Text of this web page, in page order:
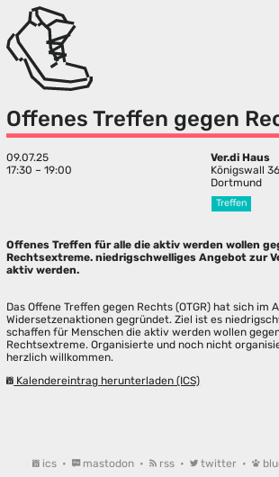
Offenes Treffen gegen
09.07.25
17:30 – 19:00
Ver.di Haus
Königswall 36
Dortmund
Treffen
Offenes Treffen für alle die aktiv werden wollen
Rechtsextreme. niedrigschwelliges Angebot zur
aktiv werden.
Das Offene Treffen gegen Rechts (OTGR) hat sich im
Widersetzenaktionen gegründet. Ziel ist es
schaffen für Menschen die aktiv werden wollen
Rechtsextreme. Organisierte und noch nicht
herzlich willkommen.
Kalendereintrag herunterladen (ICS)
ics • mastodon • rss • twitter •